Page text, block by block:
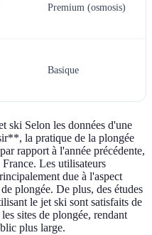
Premium (osmosis)
Basique
ski Selon les données d'une
la pratique de la plongée
rapport à l'année précédente,
Les utilisateurs
due à l'aspect
plongée. De plus, des études
le jet ski sont satisfaits de
sites de plongée, rendant
plus large.